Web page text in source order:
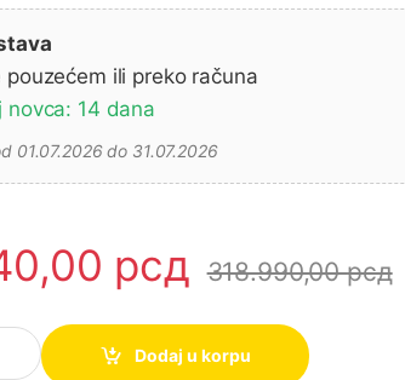
pouzećem ili preko računa
novca: 14 dana
01.07.2026 do 31.07.2026
рсд 318.990,00рсд
probijač, 2.000W količina
Dodaj u korpu